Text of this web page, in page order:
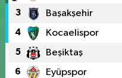
3 Başakşehir
4 Kocaelispor
5 Beşiktaş
6 Eyüpspor